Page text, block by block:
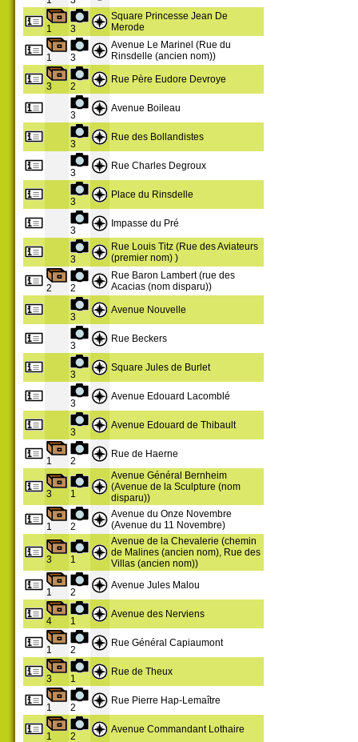
1 3
Square Princesse Jean De
Merode
1 3
Avenue Le Marinel (Rue du
Rinsdelle (ancien nom))
3 2
Rue Père Eudore Devroye
3
Avenue Boileau
3
Rue des Bollandistes
3
Rue Charles Degroux
3
Place du Rinsdelle
3
Impasse du Pré
3
Rue Louis Titz (Rue des Aviateurs
(premier nom) )
2 2
Rue Baron Lambert (rue des
Acacias (nom disparu))
3
Avenue Nouvelle
3
Rue Beckers
3
Square Jules de Burlet
3
Avenue Edouard Lacomblé
3
Avenue Edouard de Thibault
1 2
Rue de Haerne
3 1
Avenue Général Bernheim
(Avenue de la Sculpture (nom
disparu))
1 2
Avenue du Onze Novembre
(Avenue du 11 Novembre)
3 1
Avenue de la Chevalerie (chemin
de Malines (ancien nom), Rue des
Villas (ancien nom))
1 2
Avenue Jules Malou
4 1
Avenue des Nerviens
1 2
Rue Général Capiaumont
3 1
Rue de Theux
1 2
Rue Pierre Hap-Lemaître
1 2
Avenue Commandant Lothaire